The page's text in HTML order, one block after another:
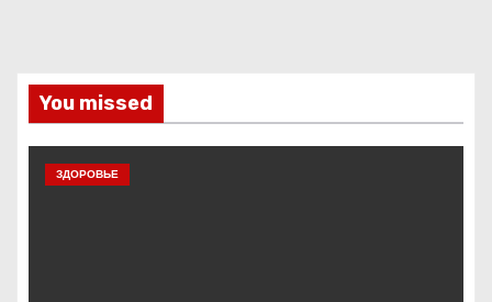
You missed
ЗДОРОВЬЕ